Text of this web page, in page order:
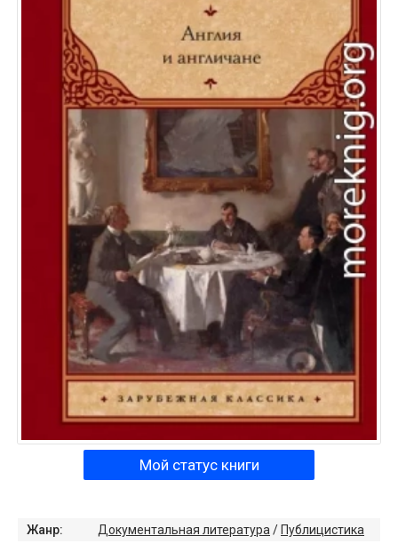
Мой статус книги
Жанр: Документальная литература / Публицистика